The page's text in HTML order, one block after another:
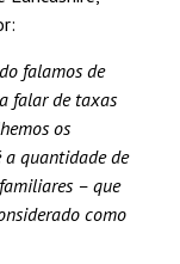
falamos de
falar de taxas
os
a quantidade de
– que
como